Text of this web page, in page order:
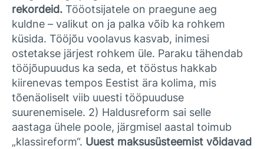
rekordeid. Tööotsijatele on praegune aeg
kuldne – valikut on ja palka võib ka rohkem
küsida. Tööjõu voolavus kasvab, inimesi
ostetakse järjest rohkem üle. Paraku tähendab
tööjõupuudus ka seda, et tööstus hakkab
kiirenevas tempos Eestist ära kolima, mis
tõenäoliselt viib uuesti tööpuuduse
suurenemisele. 2) Haldusreform sai selle
aastaga ühele poole, järgmisel aastal toimub
„klassireform“. Uuest maksusüsteemist võidavad